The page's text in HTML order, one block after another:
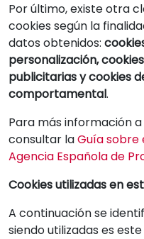
Por último, existe otra
cookies según la
datos obtenidos:
personalización,
publicitarias y cookies
comportamental.
Para más información
consultar laGuía sobre
Agencia Española de
Cookies utilizadas en
A continuación se
siendo utilizadas es